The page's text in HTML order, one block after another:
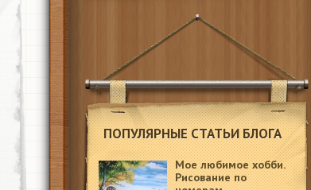
ПОПУЛЯРНЫЕ СТАТЬИ БЛОГА
Мое любимое хобби.
Рисование по